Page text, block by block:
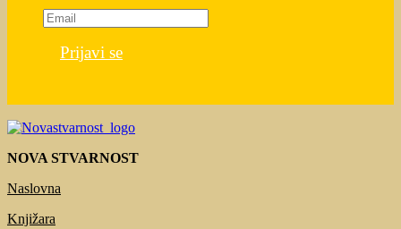
Prijavi se
NOVA STVARNOST
Naslovna
Knjižara